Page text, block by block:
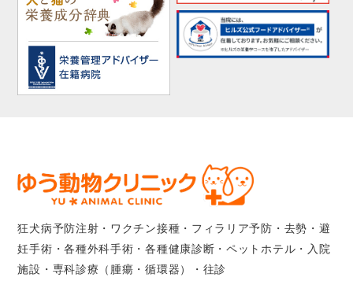
狂犬病予防注射・ワクチン接種・フィラリア予防・去勢・避
妊手術・各種外科手術・各種健康診断・ペットホテル・入院
施設・専科診療（腫瘍・循環器）・往診